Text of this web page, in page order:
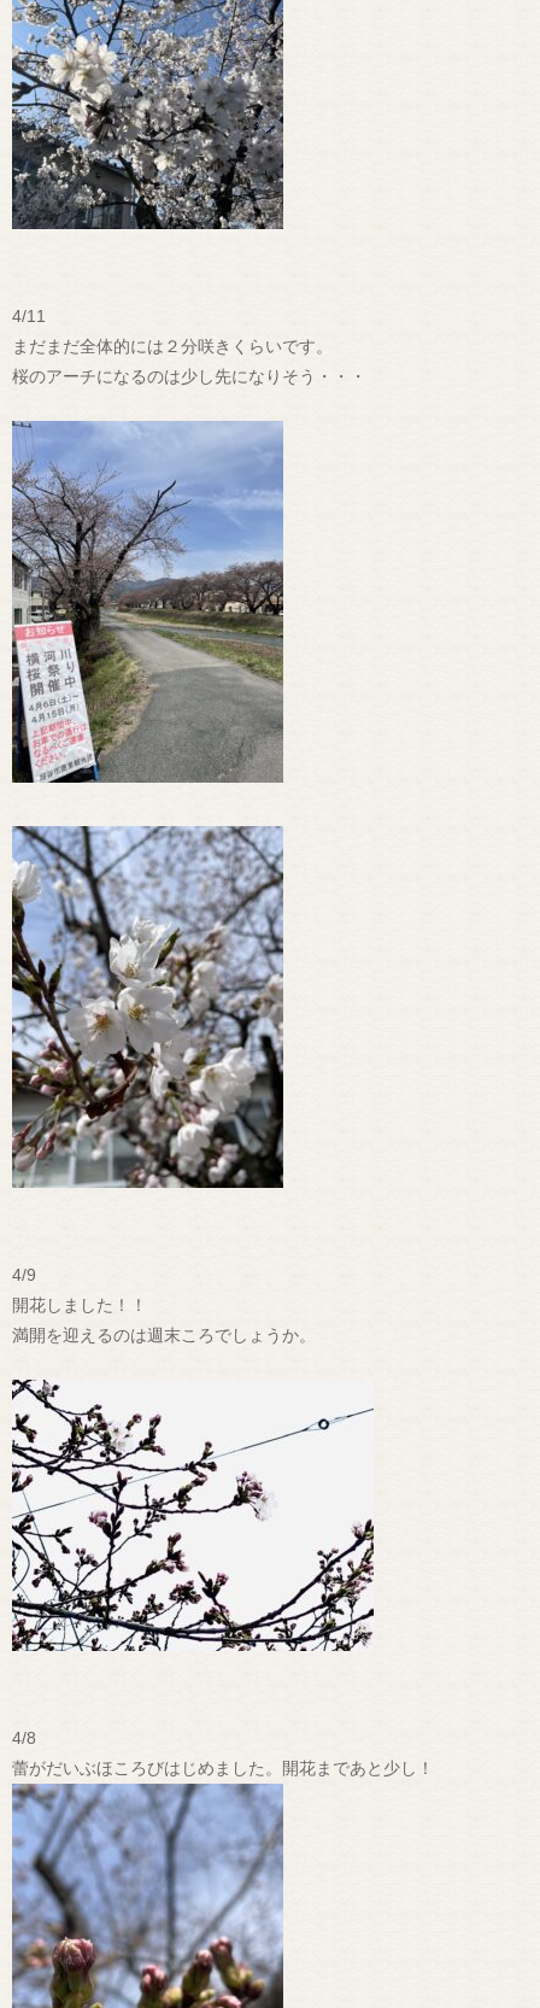
4/11
まだまだ全体的には２分咲きくらいです。
桜のアーチになるのは少し先になりそう・・・
4/9
開花しました！！
満開を迎えるのは週末ころでしょうか。
4/8
蕾がだいぶほころびはじめました。開花まであと少し！